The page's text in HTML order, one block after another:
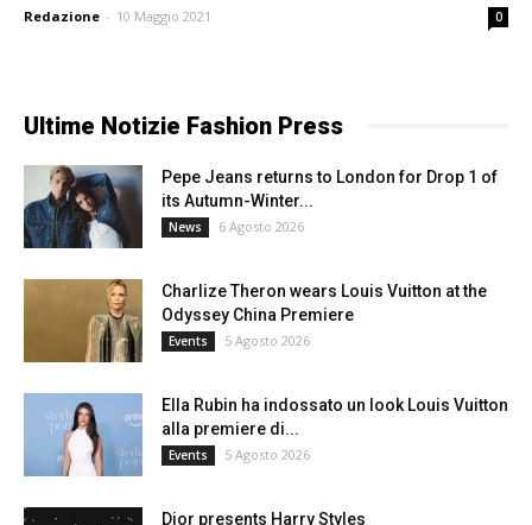
Redazione - 10 Maggio 2021 0
Ultime Notizie Fashion Press
Pepe Jeans returns to London for Drop 1 of
its Autumn-Winter...
News 6 Agosto 2026
Charlize Theron wears Louis Vuitton at the
Odyssey China Premiere
Events 5 Agosto 2026
Ella Rubin ha indossato un look Louis Vuitton
alla premiere di...
Events 5 Agosto 2026
Dior presents Harry Styles